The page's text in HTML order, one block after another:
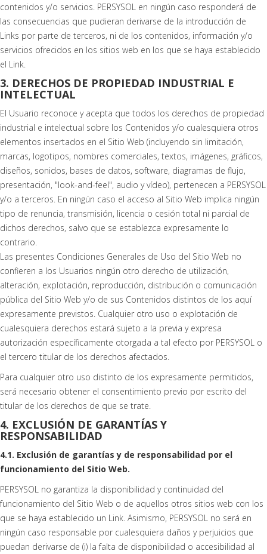
contenidos y/o servicios. PERSYSOL en ningún caso responderá de
las consecuencias que pudieran derivarse de la introducción de
Links por parte de terceros, ni de los contenidos, información y/o
servicios ofrecidos en los sitios web en los que se haya establecido
el Link.
3. DERECHOS DE PROPIEDAD INDUSTRIAL E
INTELECTUAL
El Usuario reconoce y acepta que todos los derechos de propiedad
industrial e intelectual sobre los Contenidos y/o cualesquiera otros
elementos insertados en el Sitio Web (incluyendo sin limitación,
marcas, logotipos, nombres comerciales, textos, imágenes, gráficos,
diseños, sonidos, bases de datos, software, diagramas de flujo,
presentación, "look-and-feel", audio y vídeo), pertenecen a PERSYSOL
y/o a terceros. En ningún caso el acceso al Sitio Web implica ningún
tipo de renuncia, transmisión, licencia o cesión total ni parcial de
dichos derechos, salvo que se establezca expresamente lo
contrario.
Las presentes Condiciones Generales de Uso del Sitio Web no
confieren a los Usuarios ningún otro derecho de utilización,
alteración, explotación, reproducción, distribución o comunicación
pública del Sitio Web y/o de sus Contenidos distintos de los aquí
expresamente previstos. Cualquier otro uso o explotación de
cualesquiera derechos estará sujeto a la previa y expresa
autorización específicamente otorgada a tal efecto por PERSYSOL o
el tercero titular de los derechos afectados.
Para cualquier otro uso distinto de los expresamente permitidos,
será necesario obtener el consentimiento previo por escrito del
titular de los derechos de que se trate.
4. EXCLUSIÓN DE GARANTÍAS Y
RESPONSABILIDAD
4.1. Exclusión de garantías y de responsabilidad por el
funcionamiento del Sitio Web.
PERSYSOL no garantiza la disponibilidad y continuidad del
funcionamiento del Sitio Web o de aquellos otros sitios web con los
que se haya establecido un Link. Asimismo, PERSYSOL no será en
ningún caso responsable por cualesquiera daños y perjuicios que
puedan derivarse de (i) la falta de disponibilidad o accesibilidad al